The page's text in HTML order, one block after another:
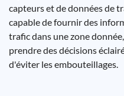
capteurs et de données de
capable de fournir des
trafic dans une zone
prendre des décisions
d'éviter les embouteillages.